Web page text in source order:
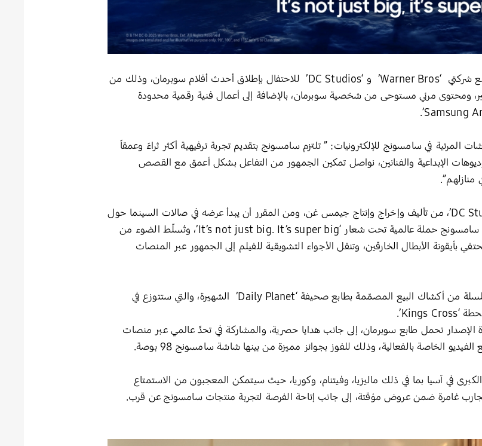
أعلنت شركة سامسونج للإلكترونيات عن شراكة عالمية مع شركتي ‘Warner Bros’ و ‘DC Studios’ للاحتفال بإطلاق أحدث أفلام سوبرمان، وذلك من
ومحتوى مرئي مستوحى من شخصية سوبرمان، بالإضافة إلى أعمال فنية رقمية محدودة
المرئية في سامسونج للإلكترونيات: ” تلتزم سامسونج بتقديم تجربة ترفيهية أكثر ثراءً وعمقاً
الإبداعية والفنانين، نواصل تمكين الجمهور من التفاعل بشكل أعمق مع القصص
ويُعد فيلم سوبرمان السينمائي الجديد أول أفلام ‘DC Studios’، من تأليف وإخراج وإنتاج جيمس غن، ومن المقرر أن يبدأ عرضه في صالات السينما حول
العالم اعتباراً من 9 يوليو. واحتفالًا بإطلاق الفيلم، تطلق سامسونج حملة عالمية تحت شعار ‘It’s not just big. It’s super big’، وتُسلّط الضوء من
بأيقونة الأبطال الخارقين، وتنقل الأجواء التشويقية للفيلم إلى الجمهور عبر المنصات
وفي لندن، ستظهر الحملة على أرض الواقع من خلال سلسلة من أكشاك البيع المصمّمة بطابع صحيفة ‘Daily Planet’ الشهيرة، والتي ستتوزع في
تحمل طابع سوبرمان، إلى جانب هدايا حصرية، والمشاركة في تحدٍّ عالمي عبر منصات
الخاصة بالفعالية، وذلك للفوز بجوائز مميزة من بينها شاشة سامسونج 98 بوصة.
في آسيا بما في ذلك ماليزيا، وفيتنام، وكوريا، حيث سيتمكن المعجبون من الاستمتاع
غامرة ضمن عروض مؤقتة، إلى جانب إتاحة الفرصة لتجربة منتجات سامسونج عن قرب.